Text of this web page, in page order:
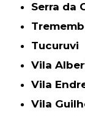
Serra da
Tucuruvi
Vila
Vila
Vila